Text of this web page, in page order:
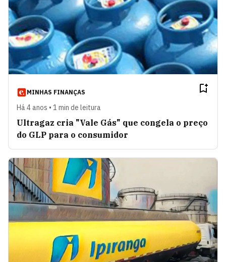
MINHAS FINANÇAS
Há 4 anos • 1 min de leitura
Ultragaz cria "Vale Gás" que congela o preço
do GLP para o consumidor